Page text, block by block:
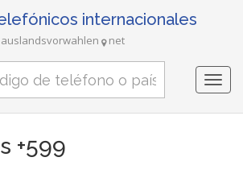
internacionales
auslandsvorwahlen net
+599